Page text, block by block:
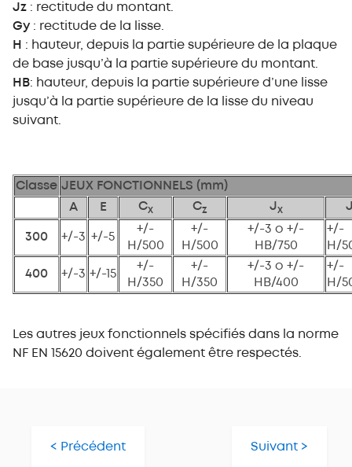
Jz : rectitude du montant.
Gy : rectitude de la lisse.
H : hauteur, depuis la partie supérieure de la plaque
de base jusqu’à la partie supérieure du montant.
HB: hauteur, depuis la partie supérieure d’une lisse
jusqu’à la partie supérieure de la lisse du niveau
suivant.
Classe JEUX FONCTIONNELS (mm)
A
E Cx Cz Jx
300 +/-3 +/-5
+/-
H/500
+/-
H/500
+/-3 o +/-
HB/750
+/-
H/
400 +/-3 +/-15
+/-
H/350
+/-
H/350
+/-3 o +/-
HB/400
+/-
H/
Les autres jeux fonctionnels spécifiés dans la norme
NF EN 15620 doivent également être respectés.
< Précédent Suivant >